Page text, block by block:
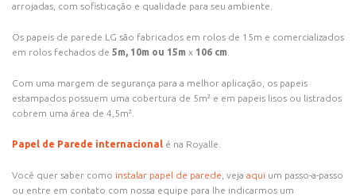
arrojadas, com sofisticação e qualidade para seu ambiente.
Os papeis de parede LG são fabricados em rolos de 15m e comercializados
em rolos fechados de 5m, 10m ou 15m x 106 cm
Com uma margem de segurança para a melhor aplicação, os papeis
estampados possuem uma cobertura de 5m² e em papeis lisos ou listrados
cobrem uma área de 4,5m².
Papel de Parede internacional é na Royalle.
Você quer saber como instalar papel de parede , veja aqui um passo-a-passo
ou entre em contato com nossa equipe para lhe indicarmos um